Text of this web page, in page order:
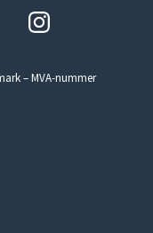
– MVA-nummer